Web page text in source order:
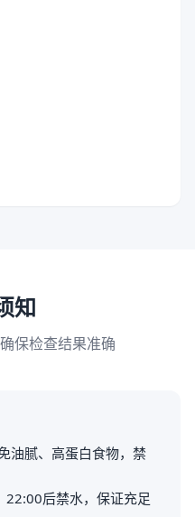
知
保检查结果准确
油腻、高蛋白食物，禁
22:00后禁水，保证充足